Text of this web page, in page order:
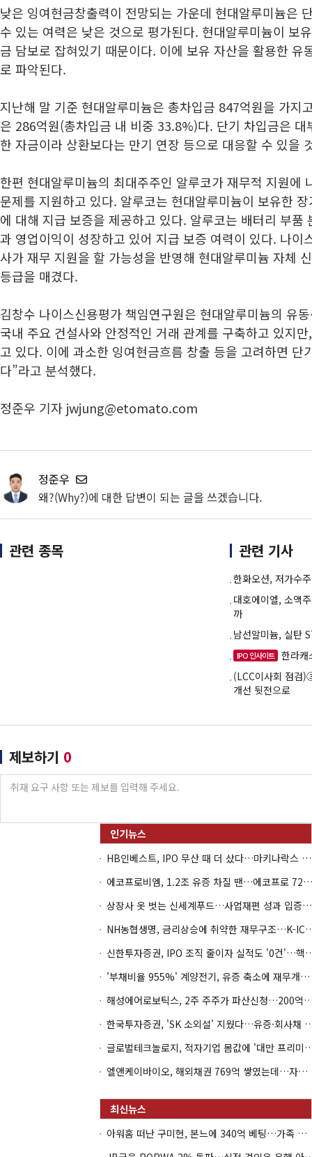
낮은 잉여현금창출력이 전망되는 가운데 현대알루미늄은
수 있는 여력은 낮은 것으로 평가된다. 현대알루미늄이 보
금 담보로 잡혀있기 때문이다. 이에 보유 자산을 활용한 유
로 파악된다.
지난해 말 기준 현대알루미늄은 총차입금 847억원을 가지
은 286억원(총차입금 내 비중 33.8%)다. 단기 차입금은 대
한 자금이라 상환보다는 만기 연장 등으로 대응할 수 있을
한편 현대알루미늄의 최대주주인 알루코가 재무적 지원에
문제를 지원하고 있다. 알루코는 현대알루미늄이 보유한
에 대해 지급 보증을 제공하고 있다. 알루코는 배터리 부품
과 영업이익이 성장하고 있어 지급 보증 여력이 있다. 나이
사가 재무 지원을 할 가능성을 반영해 현대알루미늄 자체
등급을 매겼다.
김창수 나이스신용평가 책임연구원은 현대알루미늄의 유
국내 주요 건설사와 안정적인 거래 관계를 구축하고 있지
고 있다. 이에 과소한 잉여현금흐름 창출 등을 고려하면 단
다”라고 분석했다.
정준우 기자 jwjung@etomato.com
정준우
왜?(Why?)에 대한 답변이 되는 글을 쓰겠습니다.
관련 종목 관련 기사
한화오션, 저가수
대호에이엘, 소액
까
남선알미늄, 실탄
IPO 인사이트
한라캐
(LCC이사회 점검
개선 뒷전으로
제보하기 0
HB인베스트, IPO 무산 때 더 샀다…마키나락스 투자 2.7배 회수
에코프로비엠, 1.2조 유증 차질 땐…에코프로 7270억 '독박'
상장사 옷 벗는 신세계푸드…사업재편 성과 입증할까
NH농협생명, 금리상승에 취
신한투자증권, IPO 조직 줄
'부채비율 955%' 계양전기, 유증 축소에 재무개선 효과 '뚝'
해성에어로보틱스, 2주 주주가 파산
한국투자증권, 'SK 소외설' 지웠
글로벌테크놀로지, 적자기업 몸값
엘앤케이바이오, 해외채권 769억 쌓였는데…자회사 4곳 자본잠식
아워홈 떠난 구미현, 본느에 340억 베팅…가족 지배체제 구축